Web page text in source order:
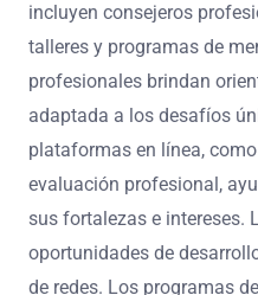
incluyen consejeros
talleres y programas de
profesionales brindan
adaptada a los desafíos
plataformas en línea,
evaluación profesional,
sus fortalezas e intereses.
oportunidades de
de redes. Los programas